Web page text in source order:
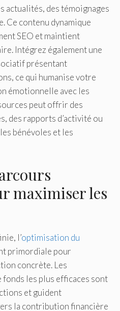
actualités, des témoignages
Ce contenu dynamique
SEO et maintient
Intégrez également une
présentant
ce qui humanise votre
émotionnelle avec les
peut offrir des
des rapports d’activité ou
bénévoles et les
maximiser les
l’optimisation du
primordiale pour
concrète. Les
les plus efficaces sont
et guident
la contribution financière